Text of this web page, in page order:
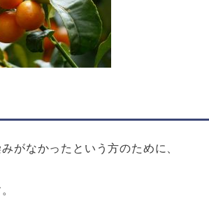
がなかったという方のために、